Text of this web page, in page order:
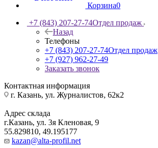
Корзина0
+7 (843) 207-27-74Отдел продаж
Назад
Телефоны
+7 (843) 207-27-74Отдел продаж
+7 (927) 962-27-49
Заказать звонок
Контактная информация
г. Казань, ул. Журналистов, 62к2
Адрес склада
г.Казань, ул. 3я Кленовая, 9
55.829810, 49.195177
kazan@alta-profil.net